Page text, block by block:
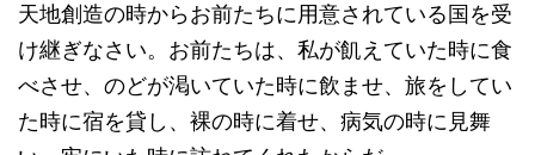
天地創造の時からお前たちに用意されている国を受
け継ぎなさい。お前たちは、私が飢えていた時に食
べさせ、のどが渇いていた時に飲ませ、旅をしてい
た時に宿を貸し、裸の時に着せ、病気の時に見舞